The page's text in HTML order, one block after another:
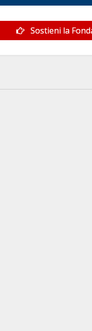
Sostieni la